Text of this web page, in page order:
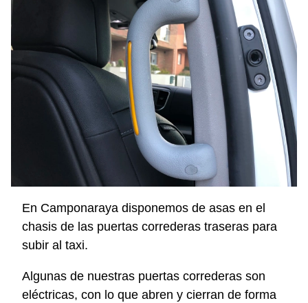
En Camponaraya disponemos de asas en el
chasis de las puertas correderas traseras para
subir al taxi.
Algunas de nuestras puertas correderas son
eléctricas, con lo que abren y cierran de forma